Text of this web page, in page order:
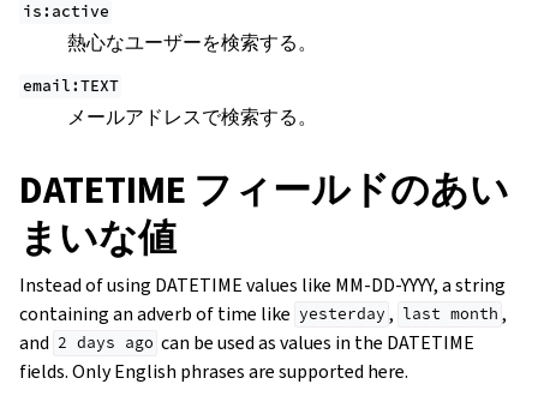
is:active
熱心なユーザーを検索する。
email:TEXT
メールアドレスで検索する。
DATETIME フィールドのあい
まいな値
Instead of using DATETIME values like MM-DD-YYYY, a string
containing an adverb of time like yesterday , last month ,
and 2 days ago can be used as values in the DATETIME
fields. Only English phrases are supported here.